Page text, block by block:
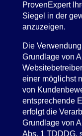
ProvenExpert
Siegel in der
anzuzeigen.
Die
Grundlage von
einer möglichst
von
entsprechende
erfolgt die
Grundlage von
Abs. 1 TDDDG,